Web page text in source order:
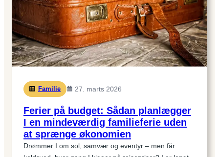
gider
spise
Familie 27. marts 2026
Ferier på budget: Sådan planlægger
I en mindeværdig familieferie uden
at sprænge økonomien
Drømmer I om sol, samvær og eventyr – men får